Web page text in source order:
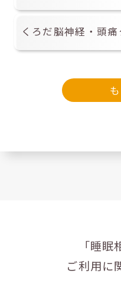
くろだ脳神経・頭
「睡
ご利用に